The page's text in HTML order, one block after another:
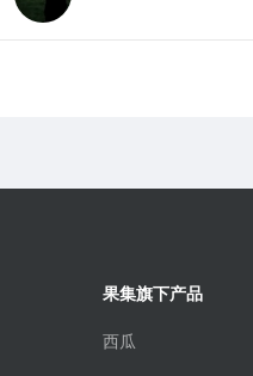
果集旗下产品
西瓜